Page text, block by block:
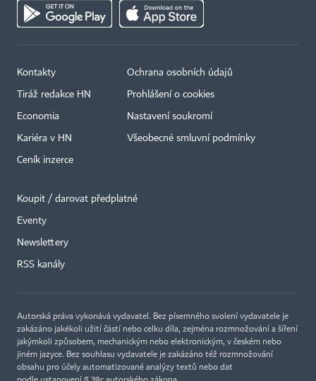
Kontakty
Tiráž redakce HN
Economia
Kariéra v HN
Ceník inzerce
Ochrana osobních údajů
Prohlášení o cookies
Nastavení soukromí
Všeobecné smluvní podmínky
Koupit / darovat předplatné
Eventy
Newslettery
RSS kanály
Autorská práva vykonává vydavatel. Bez písemného svolení vydavatele je
zakázáno jakékoli užití částí nebo celku díla, zejména rozmnožování a šíření
jakýmkoli způsobem, mechanickým nebo elektronickým, v českém nebo
jiném jazyce. Bez souhlasu vydavatele je zakázáno též rozmnožování
obsahu pro účely automatizované analýzy textů nebo dat